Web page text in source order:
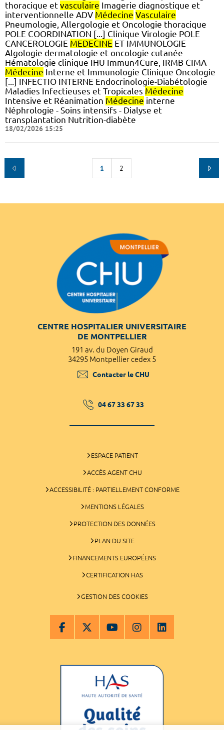
thoracique et vasculaire Imagerie diagnostique et
interventionnelle ADV Médecine Vasculaire
Pneumologie, Allergologie et Oncologie thoracique
POLE COORDINATION [...] Clinique Virologie POLE
CANCEROLOGIE MEDECINE ET IMMUNOLOGIE
Algologie dermatologie et oncologie cutanée
Hématologie clinique IHU Immun4Cure, IRMB CIMA
Médecine Interne et Immunologie Clinique Oncologie
[...] INFECTIO INTERNE Endocrinologie-Diabétologie
Maladies Infectieuses et Tropicales Médecine
Intensive et Réanimation Médecine interne
Néphrologie - Soins intensifs - Dialyse et
transplantation Nutrition-diabète
18/02/2026 15:25
1 2
CENTRE HOSPITALIER UNIVERSITAIRE
DE MONTPELLIER
191 av. du Doyen Giraud
34295 Montpellier cedex 5
Contacter le CHU
04 67 33 67 33
ESPACE PATIENT
ACCÈS AGENT CHU
ACCESSIBILITÉ : PARTIELLEMENT CONFORME
MENTIONS LÉGALES
PROTECTION DES DONNÉES
PLAN DU SITE
FINANCEMENTS EUROPÉENS
CERTIFICATION HAS
GESTION DES COOKIES